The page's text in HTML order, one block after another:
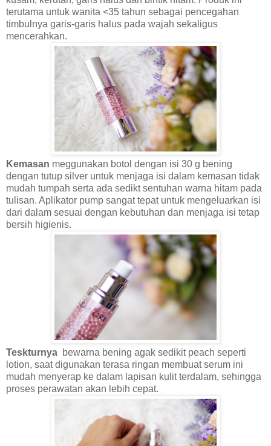
terutama untuk wanita <35 tahun sebagai pencegahan
timbulnya garis-garis halus pada wajah sekaligus
mencerahkan.
Kemasan meggunakan botol dengan isi 30 g bening
dengan tutup silver untuk menjaga isi dalam kemasan tidak
mudah tumpah serta ada sedikt sentuhan warna hitam pada
tulisan. Aplikator pump sangat tepat untuk mengeluarkan isi
dari dalam sesuai dengan kebutuhan dan menjaga isi tetap
bersih higienis.
Teskturnya bewarna bening agak sedikit peach seperti
lotion, saat digunakan terasa ringan membuat serum ini
mudah menyerap ke dalam lapisan kulit terdalam, sehingga
proses perawatan akan lebih cepat.